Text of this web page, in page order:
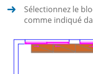
Sélectionnez le
comme indiqué